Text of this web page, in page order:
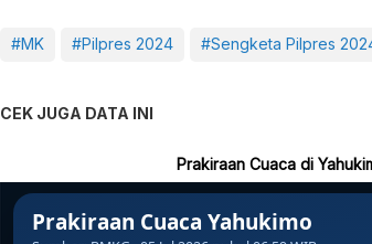
#MK #Pilpres 2024 #Sengketa Pilpres
CEK JUGA DATA INI